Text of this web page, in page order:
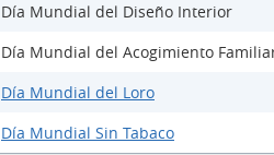
Día Mundial del Diseño Interior
Día Mundial del Acogimiento
Día Mundial del Loro
Día Mundial Sin Tabaco